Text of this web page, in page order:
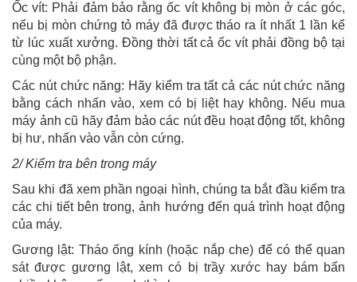
Ốc vít: Phải đảm bảo rằng ốc vít không bị mòn ở các góc,
nếu bị mòn chứng tỏ máy đã được tháo ra ít nhất 1 lần kể
từ lúc xuất xưởng. Đồng thời tất cả ốc vít phải đồng bộ tại
cùng một bộ phận.
Các nút chức năng: Hãy kiểm tra tất cả các nút chức năng
bằng cách nhấn vào, xem có bị liệt hay không. Nếu mua
máy ảnh cũ hãy đảm bảo các nút đều hoạt động tốt, không
bị hư, nhấn vào vẫn còn cứng.
2/ Kiểm tra bên trong máy
Sau khi đã xem phần ngoại hình, chúng ta bắt đầu kiểm tra
các chi tiết bên trong, ảnh hướng đến quá trình hoạt động
của máy.
Gương lật: Tháo ống kính (hoặc nắp che) để có thể quan
sát được gương lật, xem có bị trầy xước hay bám bẩn